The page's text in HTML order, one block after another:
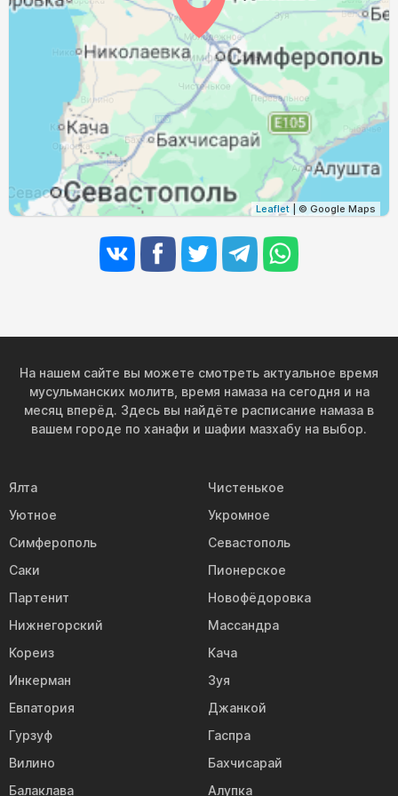
04:30 06:03 12:45 16:28 19:25 20:51
04:32 06:04 12:44 16:27 19:23 20:49
Leaflet | © Google Maps
На нашем сайте вы можете смотреть актуальное время
мусульманских молитв, время намаза на сегодня и на
месяц вперёд. Здесь вы найдёте расписание намаза в
вашем городе по ханафи и шафии мазхабу на выбор.
Ялта
Чистенькое
Уютное
Укромное
Симферополь
Севастополь
Саки
Пионерское
Партенит
Новофёдоровка
Нижнегорский
Массандра
Кореиз
Кача
Инкерман
Зуя
Евпатория
Джанкой
Гурзуф
Гаспра
Вилино
Бахчисарай
Балаклава
Алупка